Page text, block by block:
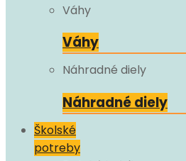
Váhy
Váhy
Náhradné diely
Náhradné diely
Školské
potreby